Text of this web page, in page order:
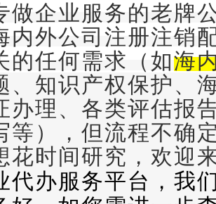
做企业服务的老牌
内外公司注册注销
的任何需求（如海
、知识产权保护、
办理、各类评估报
等），但流程不确
花时间研究，欢迎
代办服务平台，我